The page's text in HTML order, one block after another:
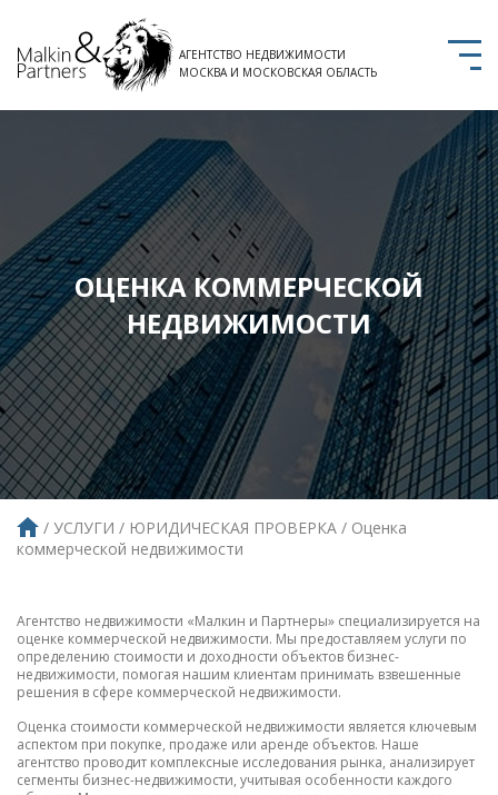
АГЕНТСТВО НЕДВИЖИМОСТИ
МОСКВА И МОСКОВСКАЯ ОБЛАСТЬ
ОЦЕНКА КОММЕРЧЕСКОЙ
НЕДВИЖИМОСТИ
УСЛУГИ ЮРИДИЧЕСКАЯ ПРОВЕРКА
Оценка
коммерческой недвижимости
Агентство недвижимости «Малкин и Партнеры» специализируется на
оценке коммерческой недвижимости. Мы предоставляем услуги по
определению стоимости и доходности объектов бизнес-
недвижимости, помогая нашим клиентам принимать взвешенные
решения в сфере коммерческой недвижимости.
Оценка стоимости коммерческой недвижимости является ключевым
аспектом при покупке, продаже или аренде объектов. Наше
агентство проводит комплексные исследования рынка, анализирует
сегменты бизнес-недвижимости, учитывая особенности каждого